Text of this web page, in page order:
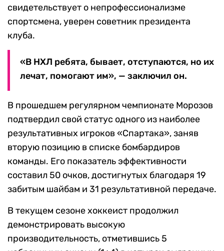
свидетельствует о непрофессионализме
спортсмена, уверен советник президента
клуба.
«В НХЛ ребята, бывает, отступаются, но их
лечат, помогают им», — заключил он.
В прошедшем регулярном чемпионате Морозов
подтвердил свой статус одного из наиболее
результативных игроков «Спартака», заняв
вторую позицию в списке бомбардиров
команды. Его показатель эффективности
составил 50 очков, достигнутых благодаря 19
забитым шайбам и 31 результативной передаче.
В текущем сезоне хоккеист продолжил
демонстрировать высокую
производительность, отметившись 5